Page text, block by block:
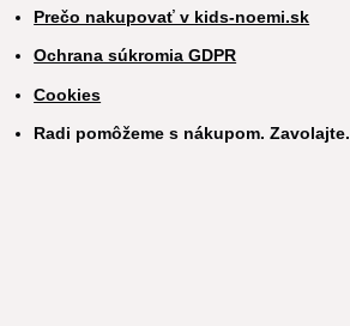
Prečo nakupovať v kids-noemi.sk
Ochrana súkromia GDPR
Cookies
Radi pomôžeme s nákupom. Zavolajte.